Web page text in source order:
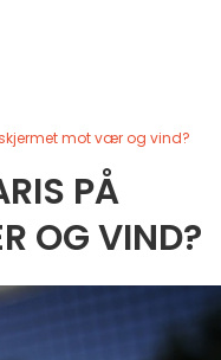
mot vær og vind?
PÅ
OG VIND?